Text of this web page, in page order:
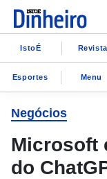
IstoÉ Revista
Esportes Menu
Negócios
Microsoft
do